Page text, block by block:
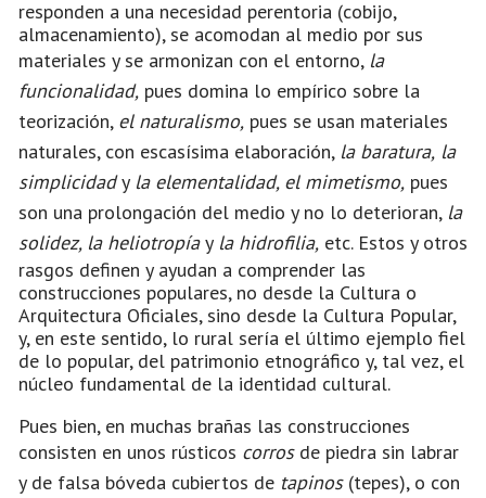
responden a una necesidad perentoria (cobijo,
almacenamiento), se acomodan al medio por sus
materiales y se armonizan con el entorno, la
funcionalidad, pues domina lo empírico sobre la
teorización, el naturalismo, pues se usan materiales
naturales, con escasísima elaboración, la baratura, la
simplicidady la elementalidad, el mimetismo, pues
son una prolongación del medio y no lo deterioran, la
solidez, la heliotropíay la hidrofilia, etc. Estos y otros
rasgos definen y ayudan a comprender las
construcciones populares, no desde la Cultura o
Arquitectura Oficiales, sino desde la Cultura Popular,
y, en este sentido, lo rural sería el último ejemplo fiel
de lo popular, del patrimonio etnográfico y, tal vez, el
núcleo fundamental de la identidad cultural.
Pues bien, en muchas brañas las construcciones
consisten en unos rústicos corrosde piedra sin labrar
y de falsa bóveda cubiertos de tapinos(tepes), o con